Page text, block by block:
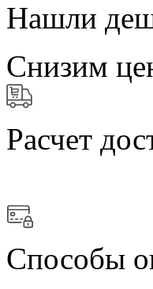
Нашли
Снизим
Расчет
Способы